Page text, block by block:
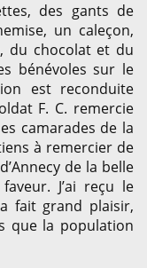
des gants de
un caleçon,
du chocolat et du
bénévoles sur le
est reconduite
F. C. remercie
camarades de la
à remercier de
de la belle
J’ai reçu le
fait grand plaisir,
que la population